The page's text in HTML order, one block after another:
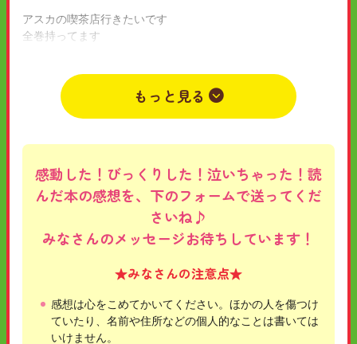
アスカの喫茶店行きたいです
全巻持ってます
2023年10月05日 小学4年
もっと見る
感動した！びっくりした！泣いちゃった！読
んだ本の感想を、下のフォームで送ってくだ
さいね♪
みなさんのメッセージお待ちしています！
★みなさんの注意点★
感想は心をこめてかいてください。ほかの人を傷つけ
ていたり、名前や住所などの個人的なことは書いては
いけません。